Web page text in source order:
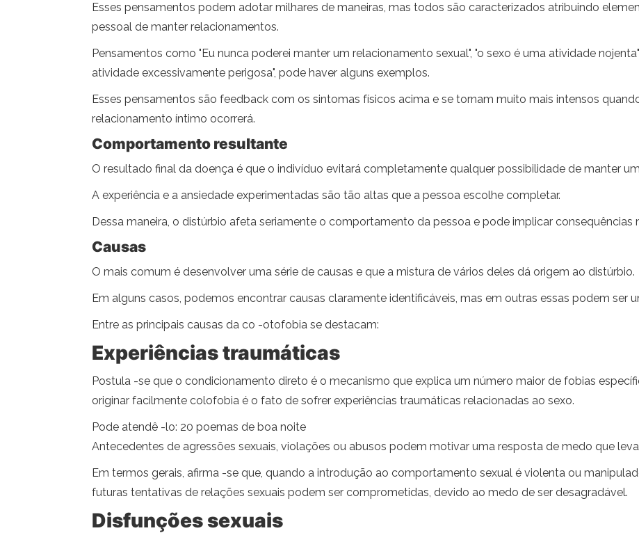
Esses pensamentos podem adotar milhares de maneiras, mas todos são caracterizados atribuindo
pessoal de manter relacionamentos.
Pensamentos como "Eu nunca poderei manter um relacionamento sexual", "o sexo é uma atividade
atividade excessivamente perigosa", pode haver alguns exemplos.
Esses pensamentos são feedback com os sintomas físicos acima e se tornam muito mais intensos
relacionamento íntimo ocorrerá.
Comportamento resultante
O resultado final da doença é que o indivíduo evitará completamente qualquer possibilidade de manter
A experiência e a ansiedade experimentadas são tão altas que a pessoa escolhe completar.
Dessa maneira, o distúrbio afeta seriamente o comportamento da pessoa e pode implicar consequências
Causas
O mais comum é desenvolver uma série de causas e que a mistura de vários deles dá origem ao distúrbio.
Em alguns casos, podemos encontrar causas claramente identificáveis, mas em outras essas podem ser
Entre as principais causas da co -otofobia se destacam:
Experiências traumáticas
Postula -se que o condicionamento direto é o mecanismo que explica um número maior de fobias
originar facilmente colofobia é o fato de sofrer experiências traumáticas relacionadas ao sexo.
Pode atendê -lo: 20 poemas de boa noite
Antecedentes de agressões sexuais, violações ou abusos podem motivar uma resposta de medo que
Em termos gerais, afirma -se que, quando a introdução ao comportamento sexual é violenta ou
futuras tentativas de relações sexuais podem ser comprometidas, devido ao medo de ser desagradável.
Disfunções sexuais